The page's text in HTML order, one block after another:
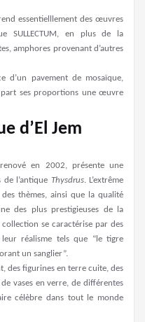
essentielllement des œuvres
SULLECTUM, en plus de la
amphores provenant d’autres
d’un pavement de mosaïque,
ses proportions une œuvre
d’El Jem
en 2002, présente une
l’antique Thysdrus. L’extrême
thèmes, ainsi que la qualité
des plus prestigieuses de la
se caractérise par des
réalisme tels que “le tigre
un sanglier”.
des figurines en terre cuite, des
vases en verre, de différentes
célèbre dans tout le monde